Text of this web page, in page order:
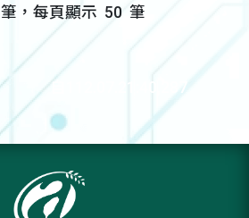
筆，每頁顯示 50 筆
自112.07.21:40,287